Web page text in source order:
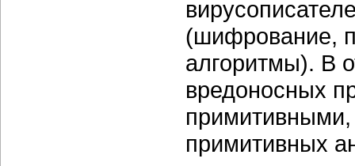
(шифрование,
алгоритмы). В
вредоносных
примитивными,
примитивных